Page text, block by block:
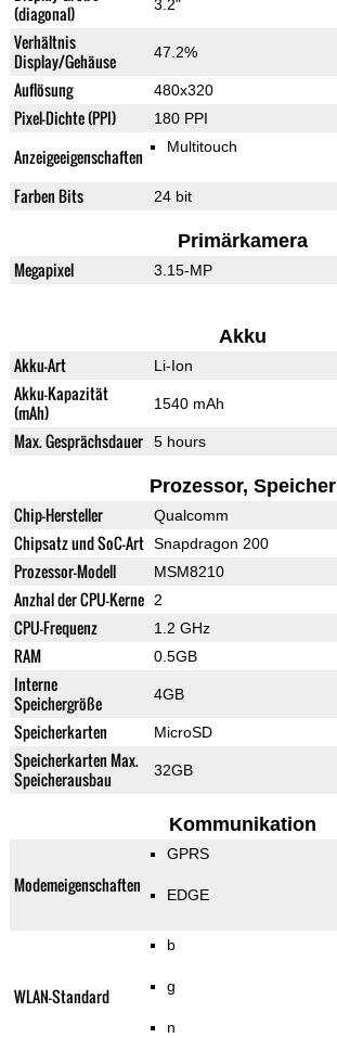
(diagonal)
3.2"
Verhältnis
Display/Gehäuse
47.2%
Auflösung 480x320
Pixel-Dichte (PPI) 180 PPI
Anzeigeeigenschaften Multitouch
Farben Bits 24 bit
Primärkamera
Megapixel 3.15-MP
Akku
Akku-Art Li-Ion
Akku-Kapazität
(mAh)
1540 mAh
Max. Gesprächsdauer 5 hours
Prozessor, Speicher
Chip-Hersteller Qualcomm
Chipsatz und SoC-Art Snapdragon 200
Prozessor-Modell MSM8210
Anzhal der CPU-Kerne 2
CPU-Frequenz 1.2 GHz
RAM 0.5GB
Interne
Speichergröße
4GB
Speicherkarten MicroSD
Speicherkarten Max.
Speicherausbau
32GB
Kommunikation
Modemeigenschaften
GPRS
EDGE
WLAN-Standard
b
g
n